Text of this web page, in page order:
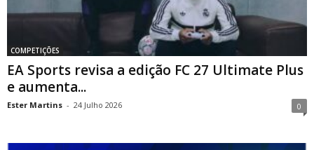
COMPETIÇÕES
EA Sports revisa a edição FC 27 Ultimate Plus
e aumenta...
Ester Martins - 24 Julho 2026 0